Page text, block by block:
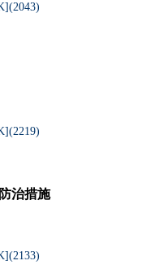
2043)
2219)
治措施
2133)